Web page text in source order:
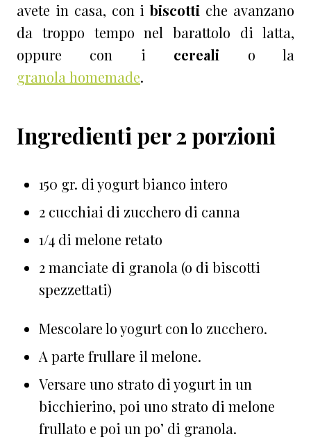
avete in casa, con ibiscotti che avanzano
da troppo tempo nel barattolo di latta,
oppure con i cereali o la
granola homemade.
Ingredienti per 2 porzioni
150 gr. di yogurt bianco intero
2 cucchiai di zucchero di canna
1/4 di melone retato
2 manciate di granola (o di biscotti
spezzettati)
Mescolare lo yogurt con lo zucchero.
A parte frullare il melone.
Versare uno strato di yogurt in un
bicchierino, poi uno strato di melone
frullato e poi un po’ di granola.